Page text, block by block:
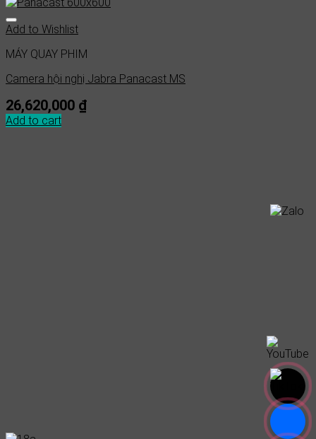
Add to Wishlist
MÁY QUAY PHIM
Camera hội nghị Jabra Panacast MS
26,620,000 ₫
Add to cart